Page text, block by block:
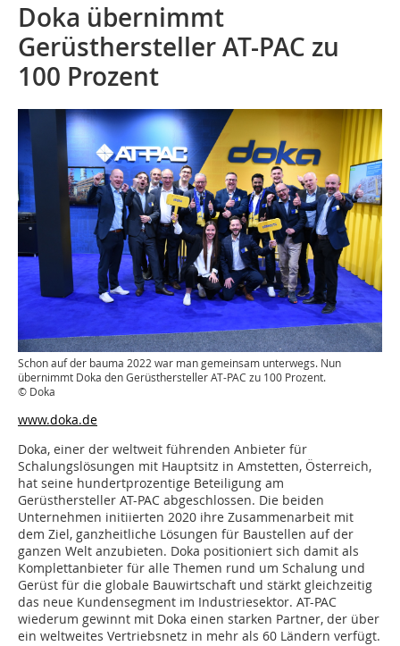
Doka übernimmt
Gerüsthersteller AT-PAC zu
100 Prozent
Schon auf der bauma 2022 war man gemeinsam unterwegs. Nun
übernimmt Doka den Gerüsthersteller AT-PAC zu 100 Prozent.
© Doka
www.doka.de
Doka, einer der weltweit führenden Anbieter für
Schalungslösungen mit Hauptsitz in Amstetten, Österreich,
hat seine hundertprozentige Beteiligung am
Gerüsthersteller AT-PAC abgeschlossen. Die beiden
Unternehmen initiierten 2020 ihre Zusammenarbeit mit
dem Ziel, ganzheitliche Lösungen für Baustellen auf der
ganzen Welt anzubieten. Doka positioniert sich damit als
Komplettanbieter für alle Themen rund um Schalung und
Gerüst für die globale Bauwirtschaft und stärkt gleichzeitig
das neue Kundensegment im Industriesektor. AT-PAC
wiederum gewinnt mit Doka einen starken Partner, der über
ein weltweites Vertriebsnetz in mehr als 60 Ländern verfügt.